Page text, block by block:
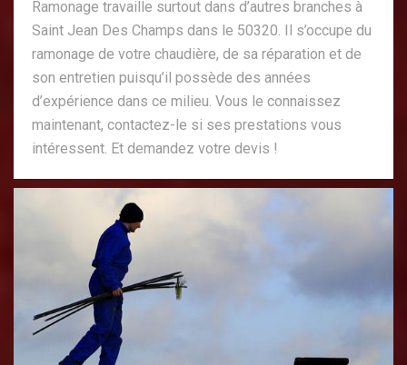
Ramonage travaille surtout dans d’autres branches à
Saint Jean Des Champs dans le 50320. Il s’occupe du
ramonage de votre chaudière, de sa réparation et de
son entretien puisqu’il possède des années
d’expérience dans ce milieu. Vous le connaissez
maintenant, contactez-le si ses prestations vous
intéressent. Et demandez votre devis !